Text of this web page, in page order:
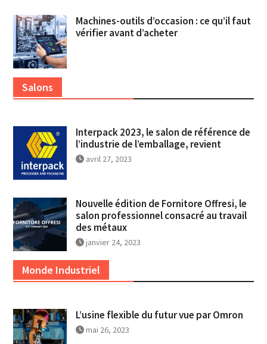
Machines-outils d’occasion : ce qu’il faut
vérifier avant d’acheter
Salons
Interpack 2023, le salon de référence de
l’industrie de l’emballage, revient
avril 27, 2023
Nouvelle édition de Fornitore Offresi, le
salon professionnel consacré au travail
des métaux
janvier 24, 2023
Monde Industriel
L’usine flexible du futur vue par Omron
mai 26, 2023